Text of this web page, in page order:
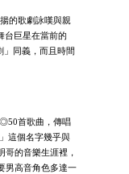
的歌劇詠嘆與親
台巨星在當前的
」同義，而且時間
首歌曲，傳唱
這個名字幾乎與
哥的音樂生涯裡，
男高音角色多達一